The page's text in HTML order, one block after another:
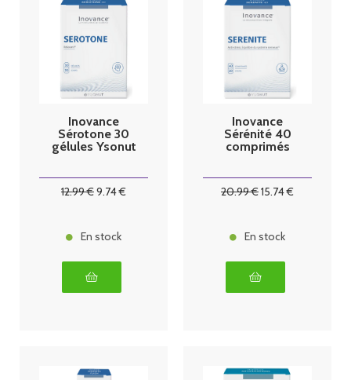
Inovance
Sérotone 30
gélules Ysonut
12.99€9.74€
En stock
Inovance
Sérénité 40
comprimés
20.99€15.74€
En stock